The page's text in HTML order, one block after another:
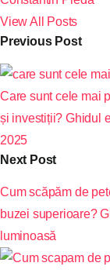
View All Posts
Previous Post
Care sunt cele mai
și investiții? Ghidul
2025
Next Post
Cum scăpăm de
buzei superioare?
luminoasă